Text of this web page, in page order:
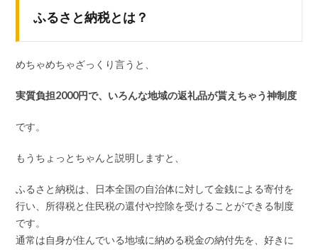
ふるさと納税とは？
めちゃめちゃざっくり言うと、
実質負担2000円で、いろんな地域の返礼品が貰えちゃう神制度
です。
もうちょっとちゃんと説明しますと、
ふるさと納税は、日本全国の自治体に対して金銭による寄付を
行い、所得税と住民税の還付や控除を受けることができる制度
です。
通常は自身が住んでいる地域に納める税金の納付先を、好きに